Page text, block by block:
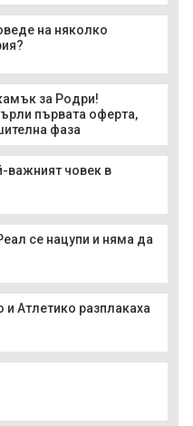
на няколко
за Родри!
първата оферта,
фаза
важният човек в
се нацупи и няма да
Атлетико разплакаха